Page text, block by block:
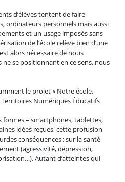
d’élèves tentent de faire
ordinateurs personnels mais aussi
et un usage imposés sans
de l’école relève bien d’une
alors nécessaire de nous
se positionnant en ce sens, nous
le projet « Notre école,
Numériques Éducatifs
– smartphones, tablettes,
idées reçues, cette profusion
conséquences : sur la santé
(agressivité, dépression,
Autant d’atteintes qui